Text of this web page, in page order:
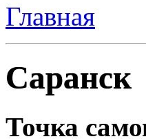
Главная
Саранск
Точка